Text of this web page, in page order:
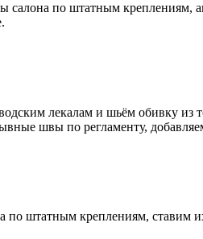
по штатным креплениям,
лекалам и шьём обивку из
швы по регламенту,
по штатным креплениям, ставим